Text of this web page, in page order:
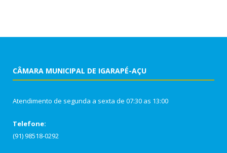
CÂMARA MUNICIPAL DE IGARAPÉ-AÇU
Atendimento de segunda a sexta de 07:30 as 13:00
Telefone:
(91) 98518-0292